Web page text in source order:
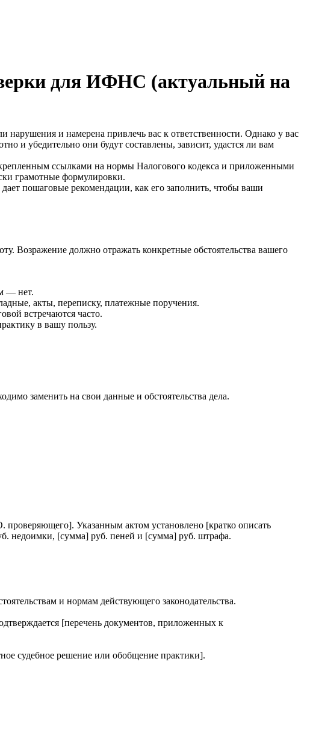
для ИФНС (актуальный на
и намерена привлечь вас к ответственности. Однако у вас
и убедительно они будут составлены, зависит, удастся ли вам
ссылками на нормы Налогового кодекса и приложенными
грамотные формулировки.
пошаговые рекомендации, как его заполнить, чтобы ваши
Возражение должно отражать конкретные обстоятельства вашего
— нет.
акты, переписку, платежные поручения.
встречаются часто.
в вашу пользу.
заменить на свои данные и обстоятельства дела.
Указанным актом установлено [кратко описать
недоимки, [сумма] руб. пеней и [сумма] руб. штрафа.
и нормам действующего законодательства.
[перечень документов, приложенных к
судебное решение или обобщение практики].